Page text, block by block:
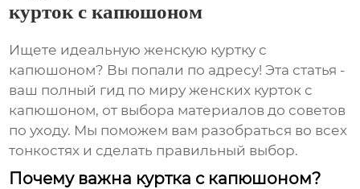
курток с капюшоном
Ищете идеальную женскую куртку с
капюшоном? Вы попали по адресу! Эта статья -
ваш полный гид по мируженских курток с
капюшоном, от выбора материалов до советов
по уходу. Мы поможем вам разобраться во всех
тонкостях и сделать правильный выбор.
Почему важна куртка с капюшоном?